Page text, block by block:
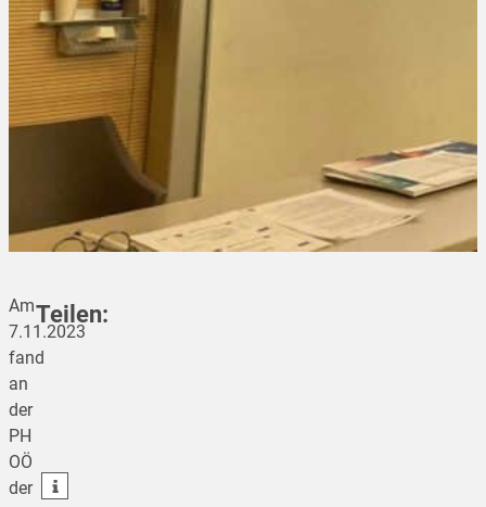
Am
7.11.2023
fand
an
der
PH
OÖ
der
Teilen:
teilen